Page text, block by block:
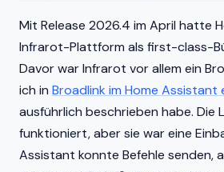
Mit Release 2026.4 im April hatte
Infrarot-Plattform als first-class-
Davor war Infrarot vor allem ein
ich in Broadlink im Home Assistant
ausführlich beschrieben habe. Die
funktioniert, aber sie war eine
Assistant konnte Befehle senden,